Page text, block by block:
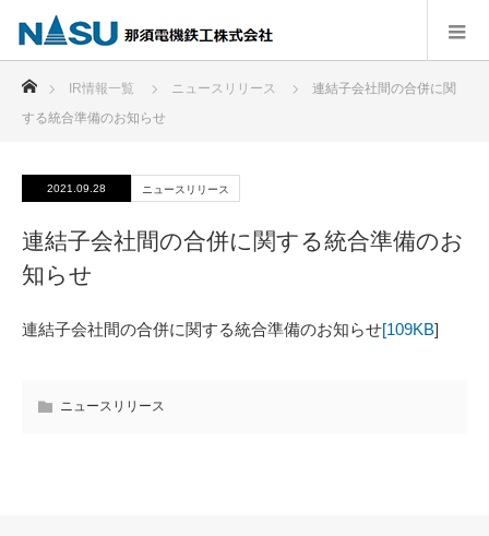
ホーム
IR情報一覧 ニュースリリース
連結子会社間の合併に関
する統合準備のお知らせ
2021.09.28 ニュースリリース
連結子会社間の合併に関する統合準備のお
知らせ
連結子会社間の合併に関する統合準備のお知らせ[109KB]
ニュースリリース